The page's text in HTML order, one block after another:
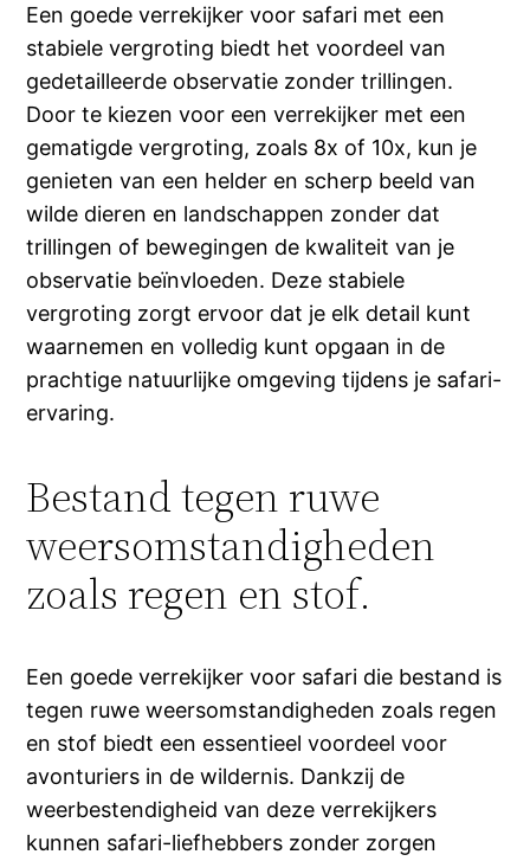
Een goede verrekijker voor safari met een
stabiele vergroting biedt het voordeel van
gedetailleerde observatie zonder trillingen.
Door te kiezen voor een verrekijker met een
gematigde vergroting, zoals 8x of 10x, kun je
genieten van een helder en scherp beeld van
wilde dieren en landschappen zonder dat
trillingen of bewegingen de kwaliteit van je
observatie beïnvloeden. Deze stabiele
vergroting zorgt ervoor dat je elk detail kunt
waarnemen en volledig kunt opgaan in de
prachtige natuurlijke omgeving tijdens je safari-
ervaring.
Bestand tegen ruwe
weersomstandigheden
zoals regen en stof.
Een goede verrekijker voor safari die bestand is
tegen ruwe weersomstandigheden zoals regen
en stof biedt een essentieel voordeel voor
avonturiers in de wildernis. Dankzij de
weerbestendigheid van deze verrekijkers
kunnen safari-liefhebbers zonder zorgen